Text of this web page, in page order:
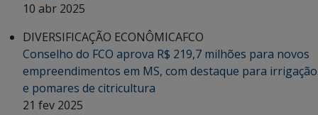
10 abr 2025
DIVERSIFICAÇÃO ECONÔMICAFCO
Conselho do FCO aprova R$ 219,7 milhões para novos
empreendimentos em MS, com destaque para irrigação
e pomares de citricultura
21 fev 2025